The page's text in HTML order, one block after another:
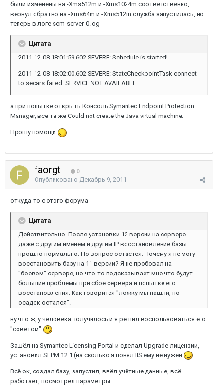
были изменены на -Xms512m и -Xms1024m соответственно,
вернул обратно на -Xms64m и -Xms512m служба запустилась, но
теперь в логе scm-server-0.log
Цитата
2011-12-08 18:01:59.602 SEVERE: Schedule is started!
2011-12-08 18:02:00.602 SEVERE: StateCheckpointTask connect
to secars failed: SERVICE NOT AVAILABLE
а при попытке открыть Консоль Symantec Endpoint Protection
Manager, всё та же Could not create the Java virtual machine.
Прошу помощи
faorgt 0
Опубликовано Декабрь 9, 2011
откуда-то с этого форума
Цитата
Действительно. После установки 12 версии на сервере
даже с другим именем и другим IP восстановление базы
прошло нормально. Но вопрос остается. Почему я не могу
восстановить базу на 11 версии? Я не пробовал на
"боевом" сервере, но что-то подсказывает мне что будут
большие проблемы при сбое сервера и попытке его
восстановления. Как говорится "ложку мы нашли, но
осадок остался".
ну что ж, у человека получилось и я решил воспользоваться его
"советом"
Зашёл на Symantec Licensing Portal и сделал Upgrade лицензии,
установил SEPM 12.1 (на сколько я понял IIS ему не нужен
Всё ок, создал базу, запустил, ввёл учётные данные, всё
работает, посмотрел параметры